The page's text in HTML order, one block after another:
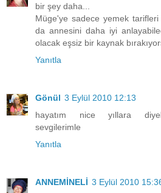
bir şey daha...
Müge'ye sadece yemek
da annesini daha iyi
olacak eşsiz bir kaynak
Yanıtla
Gönül 3 Eylül 2010 12:13
hayatım nice yıllara
sevgilerimle
Yanıtla
ANNEMİNELİ 3 Eylül 2010